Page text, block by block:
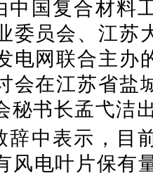
中国复合材料
委员会、江苏
电网联合主办
会在江苏省盐
秘书长孟弋洁
中表示，目
风电叶片保有